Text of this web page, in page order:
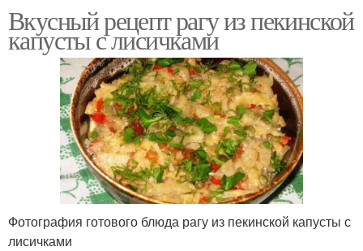
Вкусный рецепт рагу из пекинской
капусты с лисичками
Фотография готового блюда рагу из пекинской капусты с
лисичками